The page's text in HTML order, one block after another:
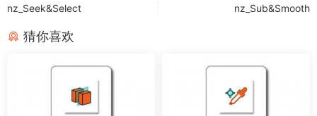
nz_Seek&Select nz_Sub&Smooth
猜你喜欢